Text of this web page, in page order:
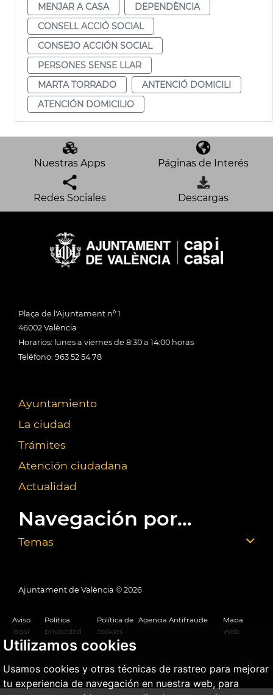
Utilizamos cookies
Usamos cookies y otras técnicas de rastreo para mejorar
tu experiencia de navegación en nuestra web, para
MENJAR A CASA
DEPENDÈNCIA
CONSELL ACCIÓ SOCIAL
CONSEJO ACCIÓN SOCIAL
PERSONES SENSE LLAR
MARTA TORRADO
ANTENCIÓ DOMICILI
ATENCIÓN DOMICILIO
Nuestras Apps Páginas de Interés
Redes Sociales Descargas
Plaça de l'Ajuntament nº 1
46002 València
Horarios: lunes a viernes de 8:30 a 14:00 horas
Teléfono: 963 52 54 78
Ayuntamiento
La ciudad
Trámites
Atención ciudadana
Actualidad
Navegación por...
Temas
Ajuntament de València © 2026
Aviso
legal
Política
privacidad
Política de
cookies
Agencia Antifraude
Mapa
Web